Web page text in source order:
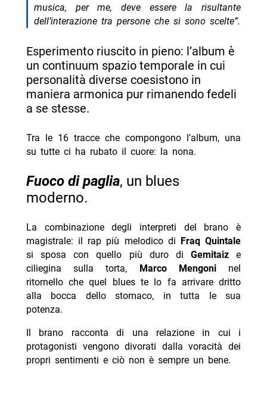
musica, per me, deve essere la risultante
dell’interazione tra persone che si sono scelte”.
Esperimento riuscito in pieno: l’album è
un continuum spazio temporale in cui
personalità diverse coesistono in
maniera armonica pur rimanendo fedeli
a se stesse.
Tra le 16 tracce che compongono l’album, una
su tutte ci ha rubato il cuore: la nona.
Fuoco di paglia, un blues
moderno.
La combinazione degli interpreti del brano è
magistrale: il rap più melodico di
Fraq Quintale
si sposa con quello più duro di Gemitaize
ciliegina sulla torta,
Marco Mengoninel
ritornello che quel blues te lo fa arrivare dritto
alla bocca dello stomaco, in tutta le sua
potenza.
Il brano racconta di una relazione in cui i
protagonisti vengono divorati dalla voracità dei
propri sentimenti e ciò non è sempre un bene.